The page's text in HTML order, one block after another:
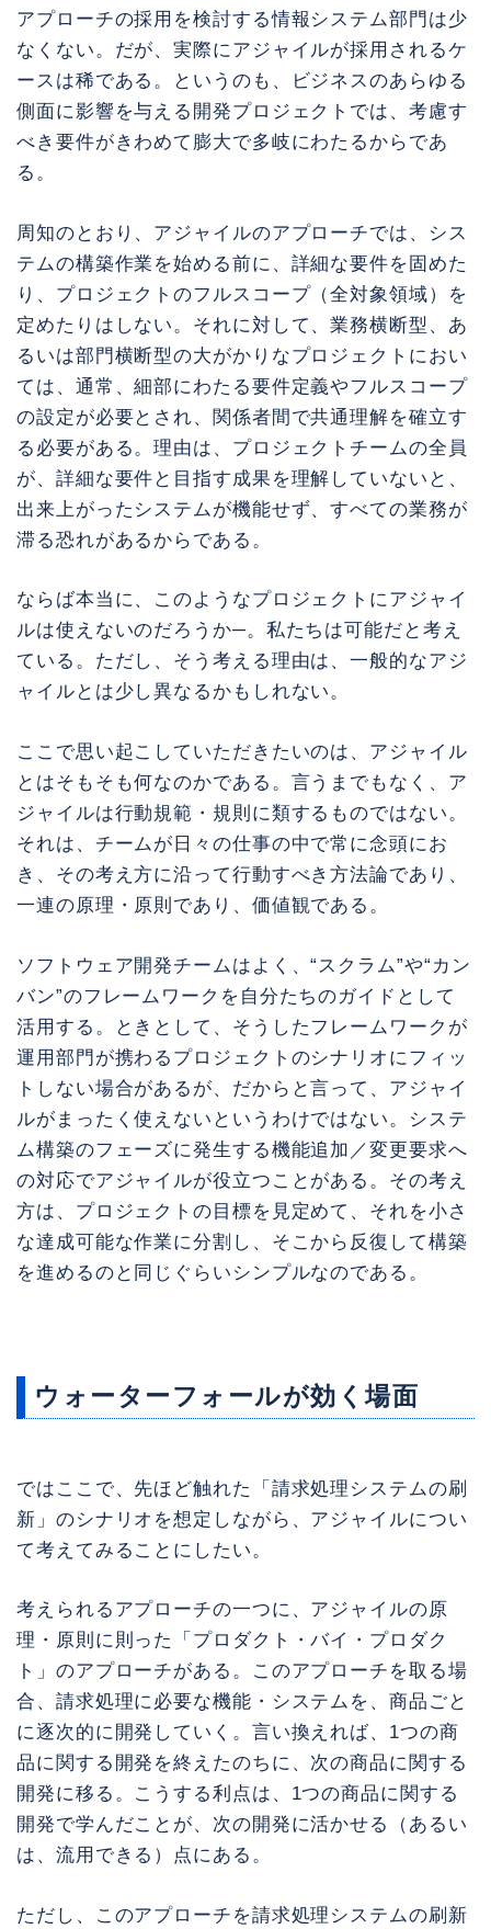
アプローチの採用を検討する情報システム部門は少
なくない。だが、実際にアジャイルが採用されるケ
ースは稀である。というのも、ビジネスのあらゆる
側面に影響を与える開発プロジェクトでは、考慮す
べき要件がきわめて膨大で多岐にわたるからであ
る。
周知のとおり、アジャイルのアプローチでは、シス
テムの構築作業を始める前に、詳細な要件を固めた
り、プロジェクトのフルスコープ（全対象領域）を
定めたりはしない。それに対して、業務横断型、あ
るいは部門横断型の大がかりなプロジェクトにおい
ては、通常、細部にわたる要件定義やフルスコープ
の設定が必要とされ、関係者間で共通理解を確立す
る必要がある。理由は、プロジェクトチームの全員
が、詳細な要件と目指す成果を理解していないと、
出来上がったシステムが機能せず、すべての業務が
滞る恐れがあるからである。
ならば本当に、このようなプロジェクトにアジャイ
ルは使えないのだろうか─。私たちは可能だと考え
ている。ただし、そう考える理由は、一般的なアジ
ャイルとは少し異なるかもしれない。
ここで思い起こしていただきたいのは、アジャイル
とはそもそも何なのかである。言うまでもなく、ア
ジャイルは行動規範・規則に類するものではない。
それは、チームが日々の仕事の中で常に念頭にお
き、その考え方に沿って行動すべき方法論であり、
一連の原理・原則であり、価値観である。
ソフトウェア開発チームはよく、“スクラム”や“カン
バン”のフレームワークを自分たちのガイドとして
活用する。ときとして、そうしたフレームワークが
運用部門が携わるプロジェクトのシナリオにフィッ
トしない場合があるが、だからと言って、アジャイ
ルがまったく使えないというわけではない。システ
ム構築のフェーズに発生する機能追加／変更要求へ
の対応でアジャイルが役立つことがある。その考え
方は、プロジェクトの目標を見定めて、それを小さ
な達成可能な作業に分割し、そこから反復して構築
を進めるのと同じぐらいシンプルなのである。
ウォーターフォールが効く場面
ではここで、先ほど触れた「請求処理システムの刷
新」のシナリオを想定しながら、アジャイルについ
て考えてみることにしたい。
考えられるアプローチの一つに、アジャイルの原
理・原則に則った「プロダクト・バイ・プロダク
ト」のアプローチがある。このアプローチを取る場
合、請求処理に必要な機能・システムを、商品ごと
に逐次的に開発していく。言い換えれば、1つの商
品に関する開発を終えたのちに、次の商品に関する
開発に移る。こうする利点は、1つの商品に関する
開発で学んだことが、次の開発に活かせる（あるい
は、流用できる）点にある。
ただし、このアプローチを請求処理システムの刷新